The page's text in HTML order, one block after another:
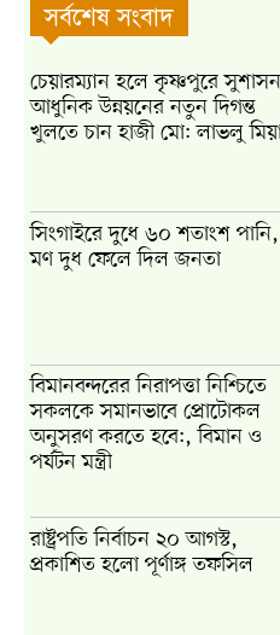
সর্বশেষ সংবাদ
চেয়ারম্যান হলে কৃষ্ণপুরে
আধুনিক উন্নয়নের নতুন দিগন্ত
খুলতে চান হাজী মো: লাভলু
সিংগাইরে দুধে ৬০ শতাংশ
মণ দুধ ফেলে দিল জনতা
বিমানবন্দরের নিরাপত্তা নিশ্চিতে
সকলকে সমানভাবে প্রোটোকল
অনুসরণ করতে হবে:, বিমান ও
পর্যটন মন্ত্রী
রাষ্ট্রপতি নির্বাচন ২০ আগস্ট,
প্রকাশিত হলো পূর্ণাঙ্গ তফসিল